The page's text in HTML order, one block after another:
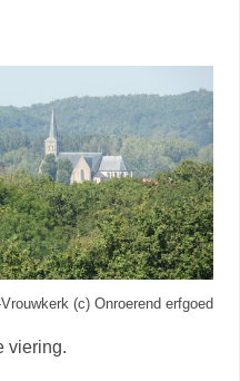
(c) Onroerend erfgoed
viering.